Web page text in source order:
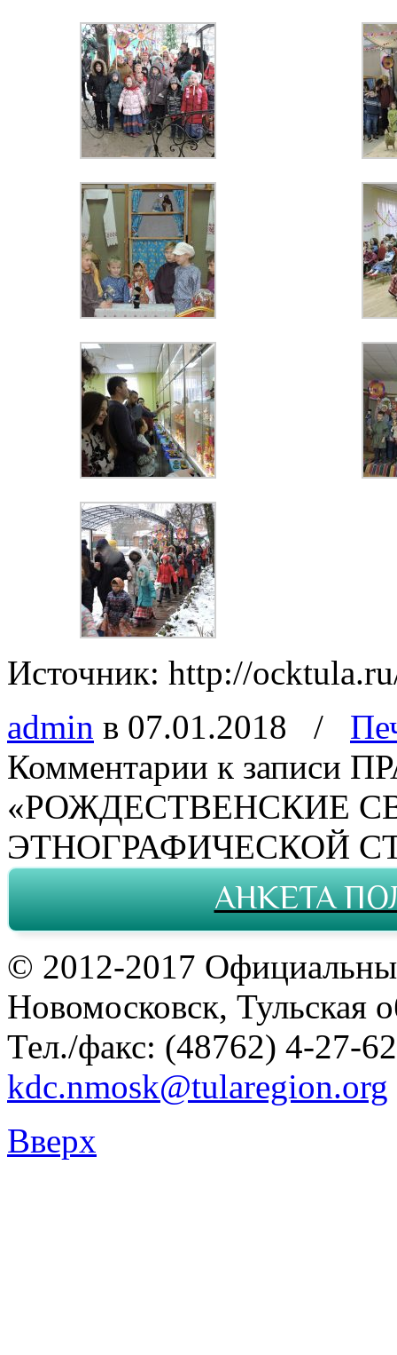
Источник: http://
admin в 07.01.2018 /
Комментарии к записи
«РОЖДЕСТВЕНСКИЕ
ЭТНОГРАФИЧЕСКОЙ
АНКЕТА
© 2012-2017
Новомосковск, Тульская
Тел./факс: (48762) 4-27-
kdc.nmosk@tularegion.org
Вверх